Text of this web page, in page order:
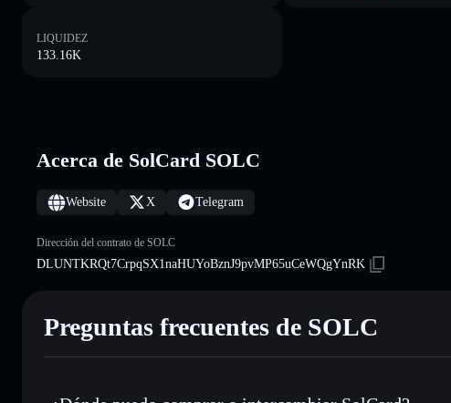
LIQUIDEZ
133.16K
Acerca de SolCard SOLC
Website X Telegram
Dirección del contrato de SOLC
DLUNTKRQt7CrpqSX1naHUYoBznJ9pvMP65uCeWQgYnRK
Preguntas frecuentes de SOLC